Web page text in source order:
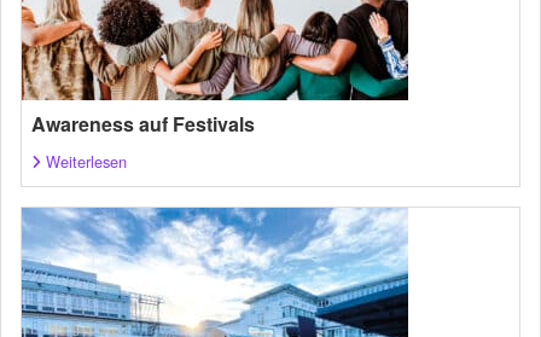
Awareness auf Festivals
Weiterlesen